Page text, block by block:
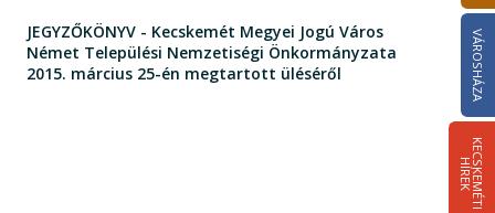
VÁROSHÁZA
K
E
C
S
K
E
M
É
T
I
HÍ
R
E
K
JEGYZŐKÖNYV - Kecskemét Megyei Jogú Város
Német Települési Nemzetiségi Önkormányzata
2015. március 25-én megtartott üléséről